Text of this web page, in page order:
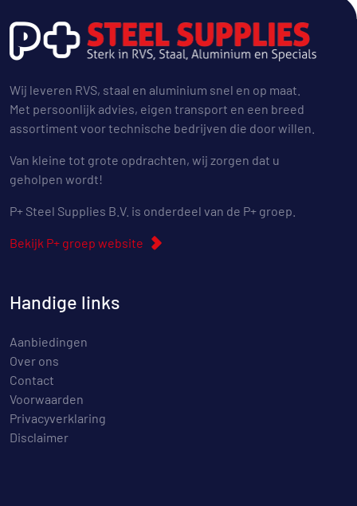
Wij leveren RVS, staal en aluminium snel en op maat.
Met persoonlijk advies, eigen transport en een breed
assortiment voor technische bedrijven die door willen.
Van kleine tot grote opdrachten, wij zorgen dat u
geholpen wordt!
P+ Steel Supplies B.V. is onderdeel van de P+ groep.
Bekijk P+ groep website
Handige links
Aanbiedingen
Over ons
Contact
Voorwaarden
Privacyverklaring
Disclaimer